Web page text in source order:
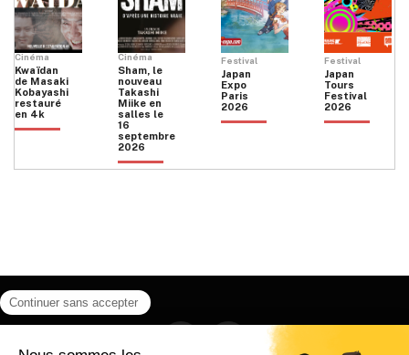
Cinéma
Kwaïdan
de Masaki
Kobayashi
restauré
en 4k
Cinéma
Sham, le
nouveau
Takashi
Miike en
salles le
16
septembre
2026
Festival
Japan
Expo
Paris
2026
Festival
Japan
Tours
Festival
2026
Instagram